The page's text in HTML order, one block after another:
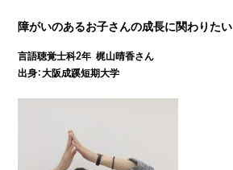
障がいのあるお子さんの成長に関わりたい
言語聴覚士科2年 梶山晴香さん
出身：大阪成蹊短期大学